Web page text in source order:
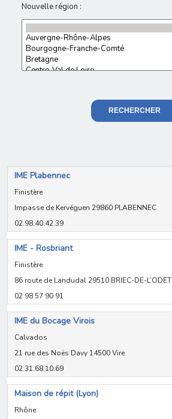
Nouvelle région :
RECHERCHER
IME Plabennec
Finistère
Impasse de Kervéguen 29860 PLABENNEC
02.98.40.42.39
IME - Rosbriant
Finistère
86 route de Landudal 29510 BRIEC-DE-L’ODET
02 98 57 90 91
IME du Bocage Virois
Calvados
21 rue des Noës Davy 14500 Vire
02.31.68.10.69
Maison de répit (Lyon)
Rhône